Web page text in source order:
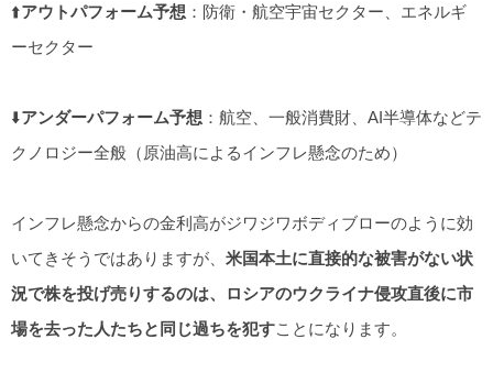
⬆️アウトパフォーム予想 ：防衛・航空宇宙セクター、エネルギ
ーセクター
⬇️アンダーパフォーム予想 ：航空、一般消費財、AI半導体などテ
クノロジー全般（原油高によるインフレ懸念のため）
インフレ懸念からの金利高がジワジワボディブローのように効
いてきそうではありますが、 米国本土に直接的な被害がない状
況で株を投げ売りするのは、ロシアのウクライナ侵攻直後に市
場を去った人たちと同じ過ちを犯すことになります。